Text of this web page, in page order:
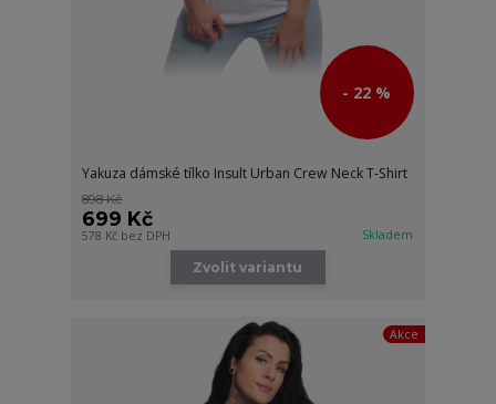
- 22 %
Yakuza dámské tílko Insult Urban Crew Neck T-Shirt
898 Kč
699 Kč
578 Kč bez DPH Skladem
Zvolit variantu
Akce